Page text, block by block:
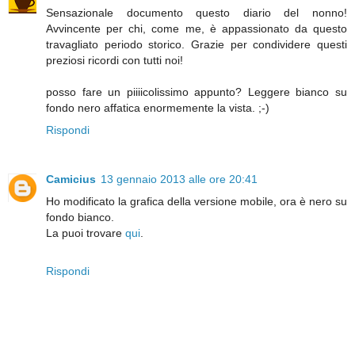
Sensazionale documento questo diario del nonno!
Avvincente per chi, come me, è appassionato da questo
travagliato periodo storico. Grazie per condividere questi
preziosi ricordi con tutti noi!
posso fare un piiiicolissimo appunto? Leggere bianco su
fondo nero affatica enormemente la vista. ;-)
Rispondi
Camicius 13 gennaio 2013 alle ore 20:41
Ho modificato la grafica della versione mobile, ora è nero su
fondo bianco.
La puoi trovare qui
Rispondi